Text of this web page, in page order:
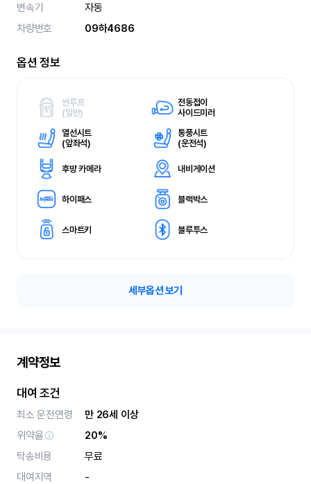
변속기
자동
차량번호
09하4686
옵션 정보
썬루프
(일반)
전동접이
사이드미러
열선시트
(앞좌석)
통풍시트
(운전석)
후방 카메라 내비게이션
하이패스 블랙박스
스마트키 블루투스
세부옵션 보기
계약정보
대여 조건
최소 운전연령
만 26세 이상
위약율
20%
탁송비용
무료
대여지역
-